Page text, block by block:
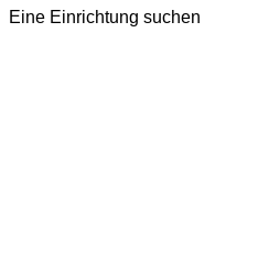
Eine Einrichtung suchen